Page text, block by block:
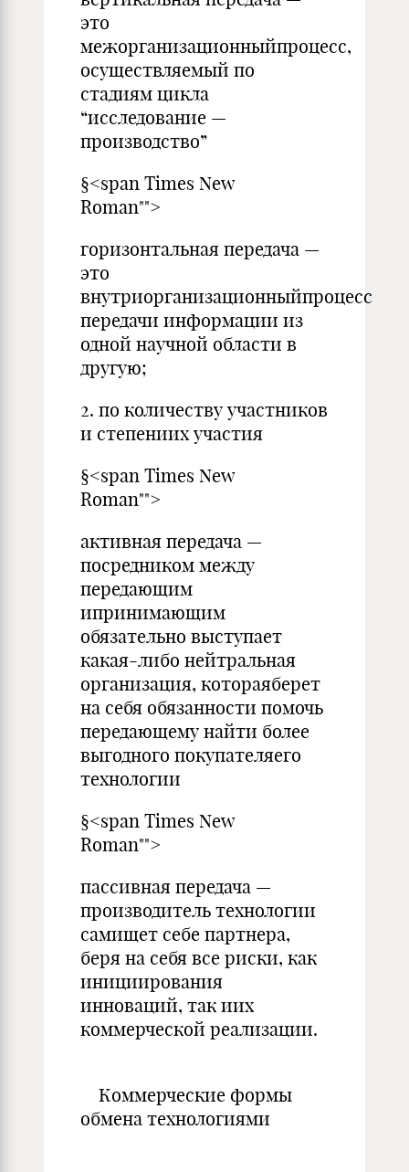
это
межорганизационныйпроцесс,
осуществляемый по
стадиям цикла
“исследование —
производство”
§<span Times New
Roman"">
горизонтальная передача —
это
внутриорганизационныйпроцесс
передачи информации из
одной научной области в
другую;
2. по количеству участников
и степениих участия
§<span Times New
Roman"">
активная передача —
посредником между
передающим
ипринимающим
обязательно выступает
какая-либо нейтральная
организация, котораяберет
на себя обязанности помочь
передающему найти более
выгодного покупателяего
технологии
§<span Times New
Roman"">
пассивная передача —
производитель технологии
самищет себе партнера,
беря на себя все риски, как
инициирования
инноваций, так иих
коммерческой реализации.
Коммерческие формы
обмена технологиями